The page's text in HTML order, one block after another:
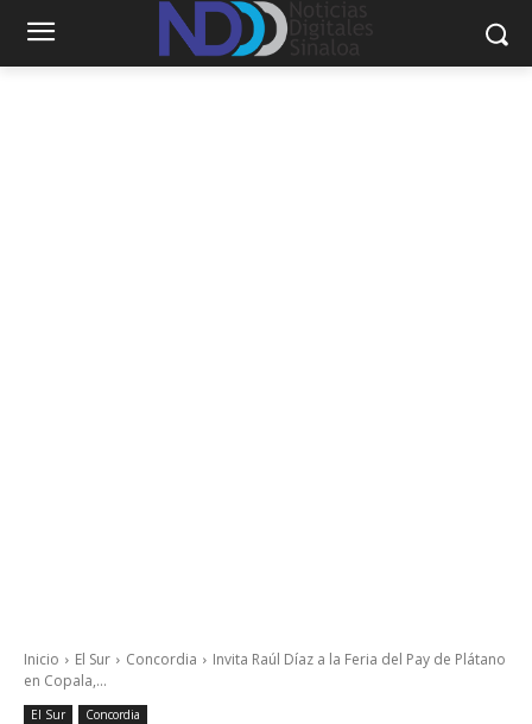
Inicio El Sur Concordia
Invita Raúl Díaz a la Feria del Pay de Plátano
en Copala,...
El Sur Concordia